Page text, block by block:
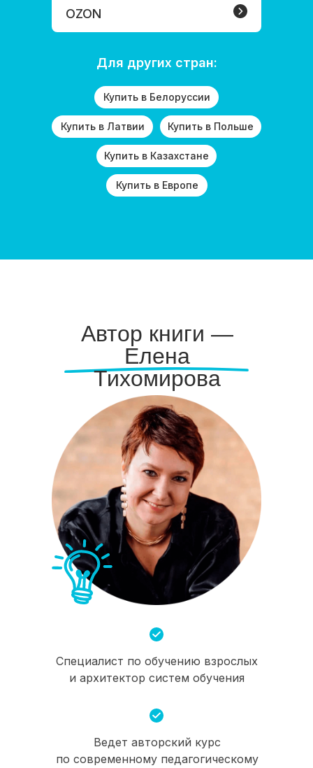
Для других стран:
OZON
Купить в Белоруссии
Купить в Латвии Купить в Польше
Купить в Казахстане
Купить в Европе
Автор книги —
Елена
Тихомирова
Специалист по обучению взрослых
и архитектор систем обучения
Ведет авторский курс
по современному педагогическому